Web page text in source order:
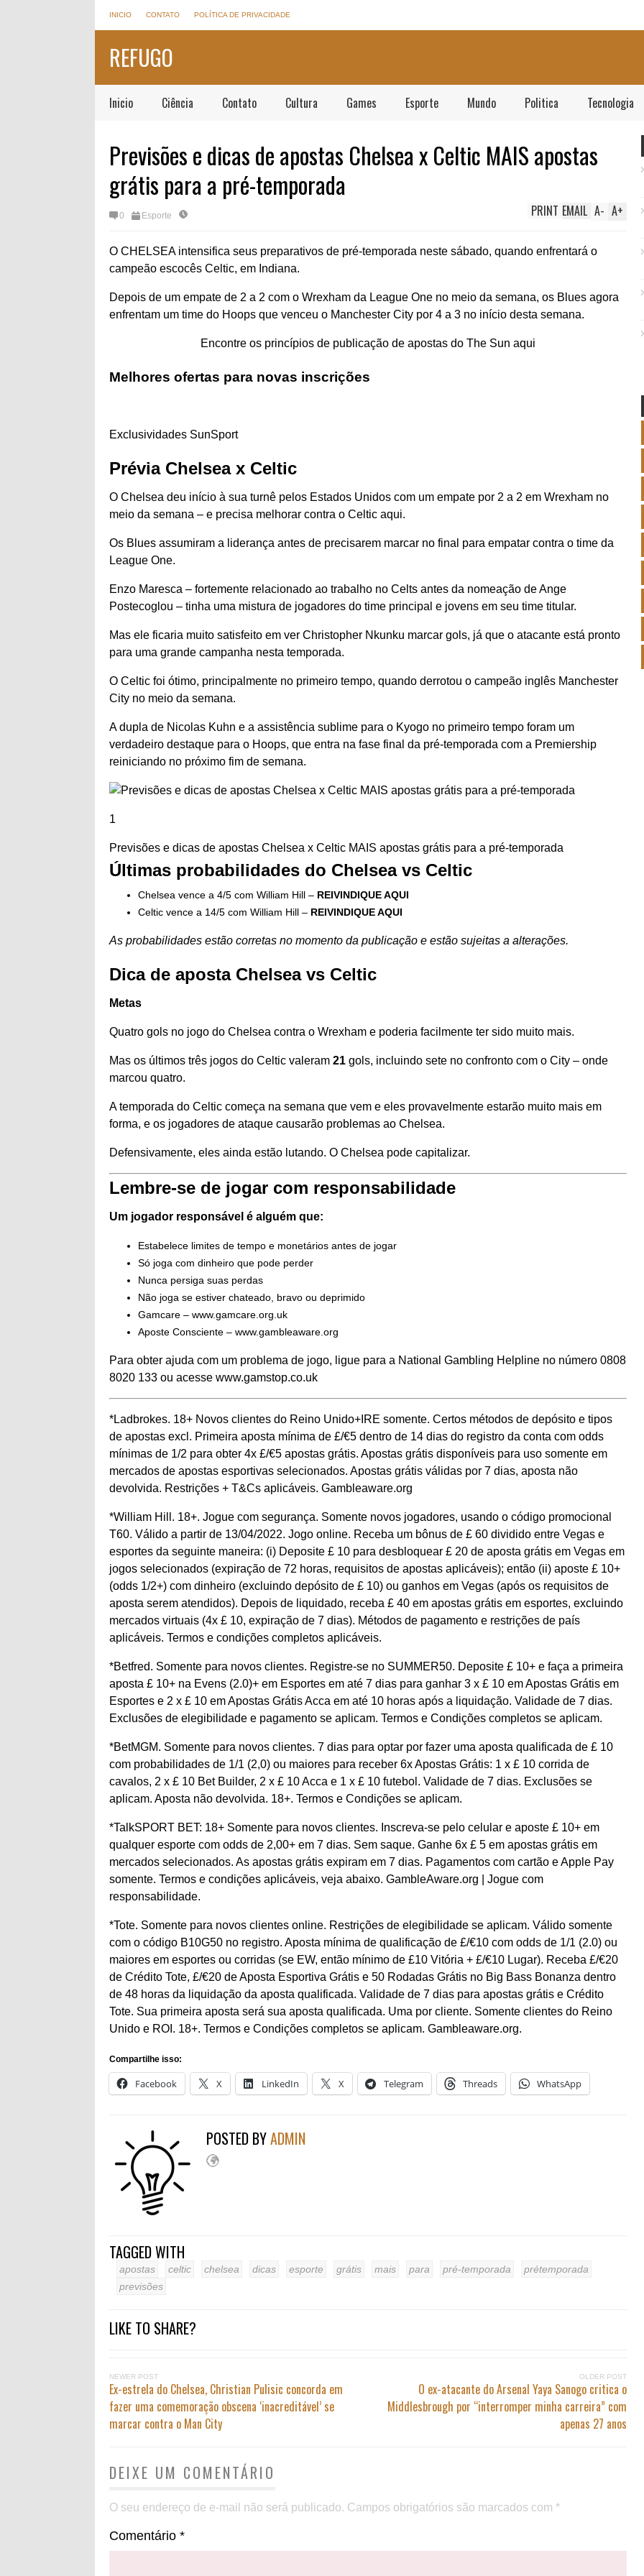
INICIO CONTATO POLÍTICA DE PRIVACIDADE
REFUGO
Inicio Ciência Contato Cultura Games Esporte Mundo Politica Tecnologia
Previsões e dicas de apostas Chelsea x Celtic MAIS apostas
grátis para a pré-temporada
0 Esporte A+
A-
EMAIL
PRINT
O CHELSEA intensifica seus preparativos de pré-temporada neste sábado, quando enfrentará o
campeão escocês Celtic, em Indiana.
Depois de um empate de 2 a 2 com o Wrexham da League One no meio da semana, os Blues agora
enfrentam um time do Hoops que venceu o Manchester City por 4 a 3 no início desta semana.
Encontre os princípios de publicação de apostas do The Sun aqui
Melhores ofertas para novas inscrições
Exclusividades SunSport
Prévia Chelsea x Celtic
O Chelsea deu início à sua turnê pelos Estados Unidos com um empate por 2 a 2 em Wrexham no
meio da semana – e precisa melhorar contra o Celtic aqui.
Os Blues assumiram a liderança antes de precisarem marcar no final para empatar contra o time da
League One.
Enzo Maresca – fortemente relacionado ao trabalho no Celts antes da nomeação de Ange
Postecoglou – tinha uma mistura de jogadores do time principal e jovens em seu time titular.
Mas ele ficaria muito satisfeito em ver Christopher Nkunku marcar gols, já que o atacante está pronto
para uma grande campanha nesta temporada.
O Celtic foi ótimo, principalmente no primeiro tempo, quando derrotou o campeão inglês Manchester
City no meio da semana.
A dupla de Nicolas Kuhn e a assistência sublime para o Kyogo no primeiro tempo foram um
verdadeiro destaque para o Hoops, que entra na fase final da pré-temporada com a Premiership
reiniciando no próximo fim de semana.
1
Previsões e dicas de apostas Chelsea x Celtic MAIS apostas grátis para a pré-temporada
Últimas probabilidades do Chelsea vs Celtic
Chelsea vence a 4/5 com William Hill – REIVINDIQUE AQUI
Celtic vence a 14/5 com William Hill – REIVINDIQUE AQUI
As probabilidades estão corretas no momento da publicação e estão sujeitas a alterações.
Dica de aposta Chelsea vs Celtic
Metas
Quatro gols no jogo do Chelsea contra o Wrexham e poderia facilmente ter sido muito mais.
Mas os últimos três jogos do Celtic valeram 21 gols, incluindo sete no confronto com o City – onde
marcou quatro.
A temporada do Celtic começa na semana que vem e eles provavelmente estarão muito mais em
forma, e os jogadores de ataque causarão problemas ao Chelsea.
Defensivamente, eles ainda estão lutando. O Chelsea pode capitalizar.
Lembre-se de jogar com responsabilidade
Um jogador responsável é alguém que:
Estabelece limites de tempo e monetários antes de jogar
Só joga com dinheiro que pode perder
Nunca persiga suas perdas
Não joga se estiver chateado, bravo ou deprimido
Gamcare – www.gamcare.org.uk
Aposte Consciente – www.gambleaware.org
Para obter ajuda com um problema de jogo, ligue para a National Gambling Helpline no número 0808
8020 133 ou acesse www.gamstop.co.uk
*Ladbrokes. 18+ Novos clientes do Reino Unido+IRE somente. Certos métodos de depósito e tipos
de apostas excl. Primeira aposta mínima de £/€5 dentro de 14 dias do registro da conta com odds
mínimas de 1/2 para obter 4x £/€5 apostas grátis. Apostas grátis disponíveis para uso somente em
mercados de apostas esportivas selecionados. Apostas grátis válidas por 7 dias, aposta não
devolvida. Restrições + T&Cs aplicáveis. Gambleaware.org
*William Hill. 18+. Jogue com segurança. Somente novos jogadores, usando o código promocional
T60. Válido a partir de 13/04/2022. Jogo online. Receba um bônus de £ 60 dividido entre Vegas e
esportes da seguinte maneira: (i) Deposite £ 10 para desbloquear £ 20 de aposta grátis em Vegas em
jogos selecionados (expiração de 72 horas, requisitos de apostas aplicáveis); então (ii) aposte £ 10+
(odds 1/2+) com dinheiro (excluindo depósito de £ 10) ou ganhos em Vegas (após os requisitos de
aposta serem atendidos). Depois de liquidado, receba £ 40 em apostas grátis em esportes, excluindo
mercados virtuais (4x £ 10, expiração de 7 dias). Métodos de pagamento e restrições de país
aplicáveis. Termos e condições completos aplicáveis.
*Betfred. Somente para novos clientes. Registre-se no SUMMER50. Deposite £ 10+ e faça a primeira
aposta £ 10+ na Evens (2.0)+ em Esportes em até 7 dias para ganhar 3 x £ 10 em Apostas Grátis em
Esportes e 2 x £ 10 em Apostas Grátis Acca em até 10 horas após a liquidação. Validade de 7 dias.
Exclusões de elegibilidade e pagamento se aplicam. Termos e Condições completos se aplicam.
*BetMGM. Somente para novos clientes. 7 dias para optar por fazer uma aposta qualificada de £ 10
com probabilidades de 1/1 (2,0) ou maiores para receber 6x Apostas Grátis: 1 x £ 10 corrida de
cavalos, 2 x £ 10 Bet Builder, 2 x £ 10 Acca e 1 x £ 10 futebol. Validade de 7 dias. Exclusões se
aplicam. Aposta não devolvida. 18+. Termos e Condições se aplicam.
*TalkSPORT BET: 18+ Somente para novos clientes. Inscreva-se pelo celular e aposte £ 10+ em
qualquer esporte com odds de 2,00+ em 7 dias. Sem saque. Ganhe 6x £ 5 em apostas grátis em
mercados selecionados. As apostas grátis expiram em 7 dias. Pagamentos com cartão e Apple Pay
somente. Termos e condições aplicáveis, veja abaixo. GambleAware.org | Jogue com
responsabilidade.
*Tote. Somente para novos clientes online. Restrições de elegibilidade se aplicam. Válido somente
com o código B10G50 no registro. Aposta mínima de qualificação de £/€10 com odds de 1/1 (2.0) ou
maiores em esportes ou corridas (se EW, então mínimo de £10 Vitória + £/€10 Lugar). Receba £/€20
de Crédito Tote, £/€20 de Aposta Esportiva Grátis e 50 Rodadas Grátis no Big Bass Bonanza dentro
de 48 horas da liquidação da aposta qualificada. Validade de 7 dias para apostas grátis e Crédito
Tote. Sua primeira aposta será sua aposta qualificada. Uma por cliente. Somente clientes do Reino
Unido e ROI. 18+. Termos e Condições completos se aplicam. Gambleaware.org.
Compartilhe isso:
Facebook X LinkedIn X Telegram Threads WhatsApp
POSTED BYADMIN
TAGGED WITH
apostas celtic chelsea dicas esporte grátis mais para pré-temporada
prétemporada
previsões
LIKE TO SHARE?
NEWER POST
Ex-estrela do Chelsea, Christian Pulisic concorda em
fazer uma comemoração obscena ‘inacreditável’ se
marcar contra o Man City
OLDER POST
O ex-atacante do Arsenal Yaya Sanogo critica o
Middlesbrough por “interromper minha carreira” com
apenas 27 anos
DEIXE UM COMENTÁRIO
O seu endereço de e-mail não será publicado. Campos obrigatórios são marcados com *
Comentário *